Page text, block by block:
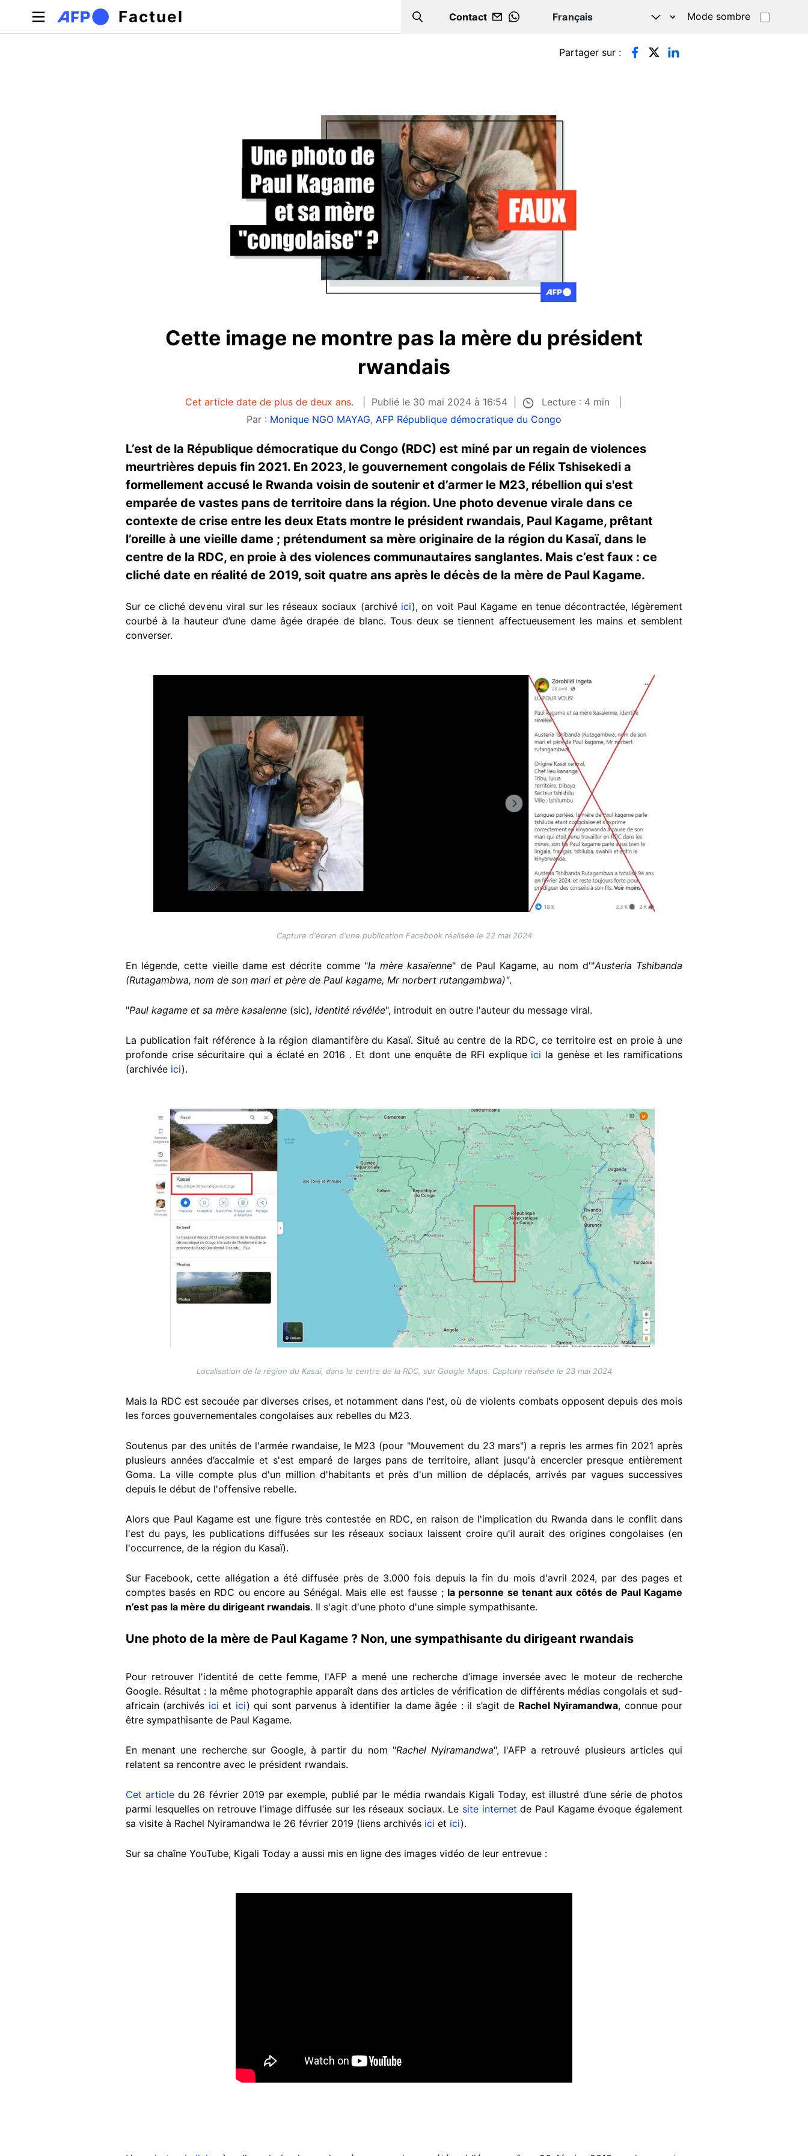
Aller au contenu principal
Factuel Search
Contact
WHATSAPP
Mode sombre
Onglets principaux Partager sur :
Cette image ne montre pas la mère du président
rwandais
Cet article date de plus de deux ans. Publié le 30 mai 2024 à 16:54
Lecture : 4 min
Par : Monique NGO MAYAG, AFP République démocratique du Congo
L’est de la République démocratique du Congo (RDC) est miné par un regain de violences
meurtrières depuis fin 2021. En 2023, le gouvernement congolais de Félix Tshisekedi a
formellement accusé le Rwanda voisin de soutenir et d’armer le M23, rébellion qui s'est
emparée de vastes pans de territoire dans la région. Une photo devenue virale dans ce
contexte de crise entre les deux Etats montre le président rwandais, Paul Kagame, prêtant
l’oreille à une vieille dame ; prétendument sa mère originaire de la région du Kasaï, dans le
centre de la RDC, en proie à des violences communautaires sanglantes. Mais c’est faux : ce
cliché date en réalité de 2019, soit quatre ans après le décès de la mère de Paul Kagame.
Sur ce cliché devenu viral sur les réseaux sociaux (archivé ici), on voit Paul Kagame en tenue décontractée, légèrement
courbé à la hauteur d’une dame âgée drapée de blanc. Tous deux se tiennent affectueusement les mains et semblent
converser.
Capture d'écran d'une publication Facebook réalisée le 22 mai 2024
En légende, cette vieille dame est décrite comme "la mère kasaïenne" de Paul Kagame, au nom d'"Austeria Tshibanda
(Rutagambwa, nom de son mari et père de Paul kagame, Mr norbert rutangambwa)".
"Paul kagame et sa mère kasaienne (sic), identité révélée", introduit en outre l'auteur du message viral.
La publication fait référence à la région diamantifère du Kasaï. Situé au centre de la RDC, ce territoire est en proie à une
profonde crise sécuritaire qui a éclaté en 2016 . Et dont une enquête de RFI explique ici la genèse et les ramifications
(archivée ici).
Localisation de la région du Kasaï, dans le centre de la RDC, sur Google Maps. Capture réalisée le 23 mai 2024
Mais la RDC est secouée par diverses crises, et notamment dans l'est, où de violents combats opposent depuis des mois
les forces gouvernementales congolaises aux rebelles du M23.
Soutenus par des unités de l'armée rwandaise, le M23 (pour "Mouvement du 23 mars") a repris les armes fin 2021 après
plusieurs années d’accalmie et s'est emparé de larges pans de territoire, allant jusqu'à encercler presque entièrement
Goma. La ville compte plus d'un million d'habitants et près d'un million de déplacés, arrivés par vagues successives
depuis le début de l'offensive rebelle.
Alors que Paul Kagame est une figure très contestée en RDC, en raison de l'implication du Rwanda dans le conflit dans
l'est du pays, les publications diffusées sur les réseaux sociaux laissent croire qu'il aurait des origines congolaises (en
l'occurrence, de la région du Kasaï).
Sur Facebook, cette allégation a été diffusée près de 3.000 fois depuis la fin du mois d'avril 2024, par des pages et
comptes basés en RDC ou encore au Sénégal. Mais elle est fausse ; la personne se tenant aux côtés de Paul Kagame
n’est pas la mère du dirigeant rwandais. Il s'agit d'une photo d'une simple sympathisante.
Une photo de la mère de Paul Kagame ? Non, une sympathisante du dirigeant rwandais
Pour retrouver l'identité de cette femme, l'AFP a mené une recherche d’image inversée avec le moteur de recherche
Google. Résultat : la même photographie apparaît dans des articles de vérification de différents médias congolais et sud-
africain (archivés ici et ici) qui sont parvenus à identifier la dame âgée : il s’agit de Rachel Nyiramandwa, connue pour
être sympathisante de Paul Kagame.
En menant une recherche sur Google, à partir du nom "Rachel Nyiramandwa", l'AFP a retrouvé plusieurs articles qui
relatent sa rencontre avec le président rwandais.
Cet article du 26 février 2019 par exemple, publié par le média rwandais Kigali Today, est illustré d’une série de photos
parmi lesquelles on retrouve l'image diffusée sur les réseaux sociaux. Le site internet de Paul Kagame évoque également
sa visite à Rachel Nyiramandwa le 26 février 2019 (liens archivés ici et ici).
Sur sa chaîne YouTube, Kigali Today a aussi mis en ligne des images vidéo de leur entrevue :